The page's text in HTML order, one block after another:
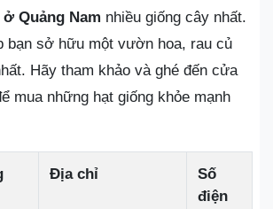
Quảng Nam nhiều giống cây nhất.
bạn sở hữu một vườn hoa, rau củ
Hãy tham khảo và ghé đến cửa
mua những hạt giống khỏe mạnh
Địa chỉ
Số
điện